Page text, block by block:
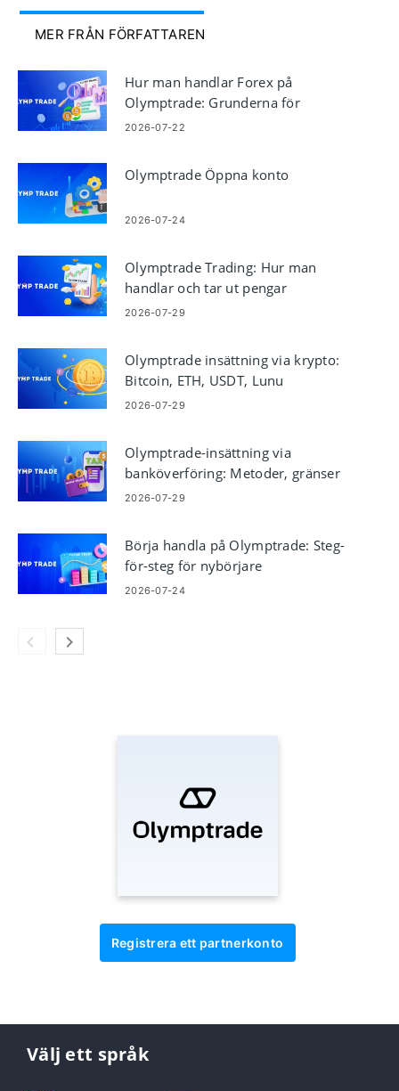
MER FRÅN FÖRFATTAREN
Hur man handlar Forex på
Olymptrade: Grunderna för
plattformshandel
2026-07-22
Olymptrade Öppna konto
2026-07-24
Olymptrade Trading: Hur man
handlar och tar ut pengar
2026-07-29
Olymptrade insättning via krypto:
Bitcoin, ETH, USDT, Lunu
2026-07-29
Olymptrade-insättning via
banköverföring: Metoder, gränser
och tider
2026-07-29
Börja handla på Olymptrade: Steg-
för-steg för nybörjare
2026-07-24
Registrera ett partnerkonto
Välj ett språk